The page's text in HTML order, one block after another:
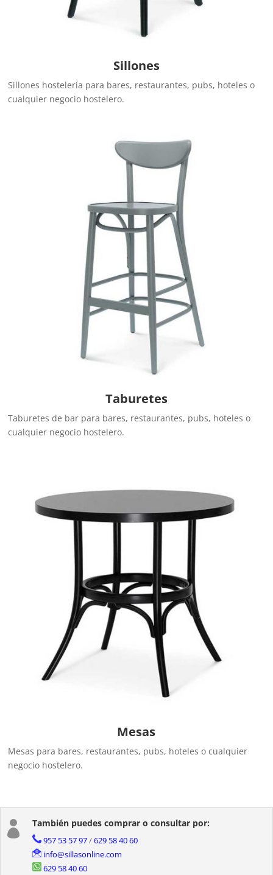
Sillones
Sillones hostelería para bares, restaurantes, pubs, hoteles o
cualquier negocio hostelero.
Taburetes
Taburetes de bar para bares, restaurantes, pubs, hoteles o
cualquier negocio hostelero.
Mesas
Mesas para bares, restaurantes, pubs, hoteles o cualquier
negocio hostelero.
 También puedes comprar o consultar por:
957 53 57 97/629 58 40 60
info@sillasonline.com
629 58 40 60